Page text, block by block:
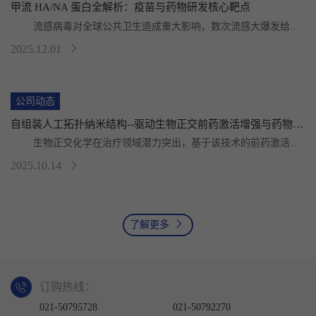
甲流 HA/NA 蛋白全解析：疫苗与药物研发核心靶点
	流感病毒对全球公共卫生造成重大影响，数次流感大爆发给人
类经济和健康造成了严重危害。甲型流感病毒的变异...
2025.12.01
公司动态
自组装人工拓扑纳米结构--驱动生物正交前药激活增强与药物穿透提升助力癌症免疫治疗
	生物正交化学在治疗领域潜力突出，基于该技术的前药激活策
略——既能精准递药，又可通过非生物手段激活药物。...
2025.10.14
了解更多
订购热线：
021-50795728
021-50792270